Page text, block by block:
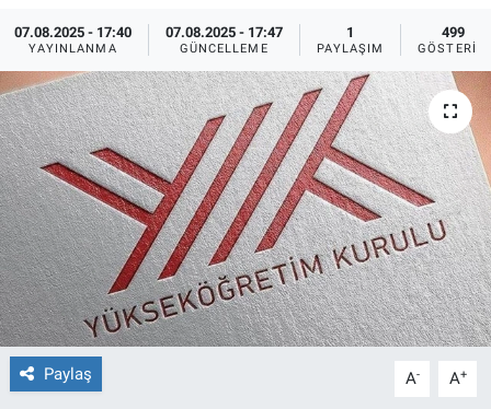
07.08.2025 - 17:40
YAYINLANMA
07.08.2025 - 17:47
GÜNCELLEME
1
PAYLAŞIM
499
GÖSTERIM
Paylaş A- A+
Ege'den Esintiler
Eğitim
Eğlence
Ekonomi
Forum
Gerçeğin İzinde
Gün Başlıyor
İletişim